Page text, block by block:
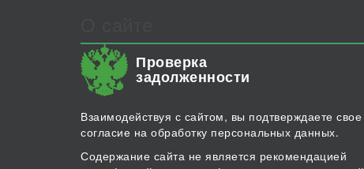
Проверка
задолженности
Взаимодействуя с сайтом, вы подтверждаете свое
согласие на обработку персональных данных.
Содержание сайта не является рекомендацией